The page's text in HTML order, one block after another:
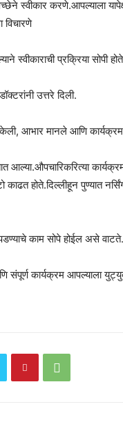
स्वीकार करणे.आपल्याला
स्वीकाराची प्रक्रिया सोपी
उत्तरे दिली.
केली, आभार मानले आणि
आल्या.औपचारिकरित्या
होते.दिल्लीहून पुण्यात
काम सोपे होईल असे वाटते.
कार्यक्रम आपल्याला